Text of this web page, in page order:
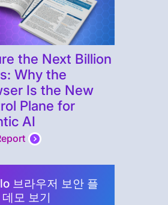
the Next Billion
Why the
Is the New
Plane for
AI
브라우저 보안 플
모 보기